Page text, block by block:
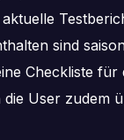
sind
Checkliste für
User zudem